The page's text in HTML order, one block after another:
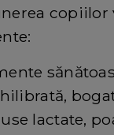
copiilor
lactate,